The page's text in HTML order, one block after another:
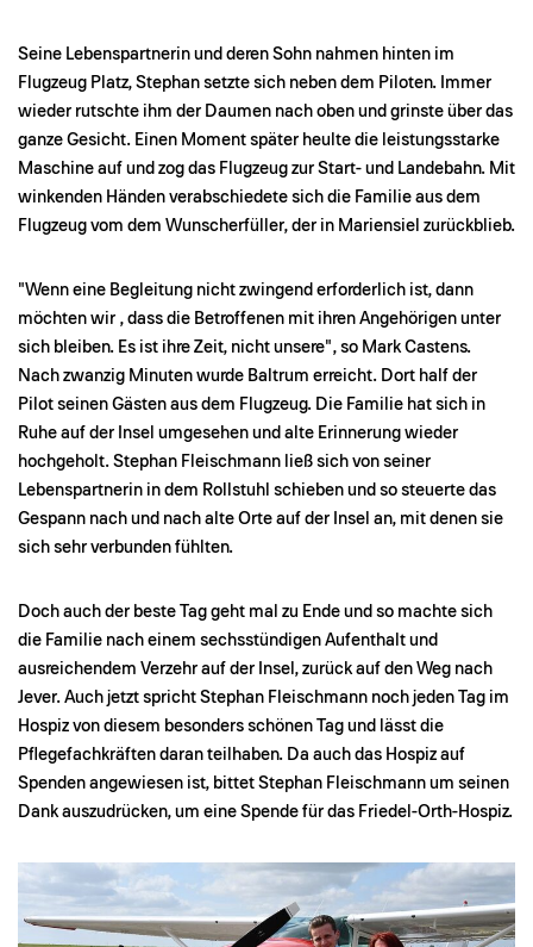
Seine Lebenspartnerin und deren Sohn nahmen hinten im
Flugzeug Platz, Stephan setzte sich neben dem Piloten. Immer
wieder rutschte ihm der Daumen nach oben und grinste über das
ganze Gesicht. Einen Moment später heulte die leistungsstarke
Maschine auf und zog das Flugzeug zur Start- und Landebahn. Mit
winkenden Händen verabschiedete sich die Familie aus dem
Flugzeug vom dem Wunscherfüller, der in Mariensiel zurückblieb.
"Wenn eine Begleitung nicht zwingend erforderlich ist, dann
möchten wir , dass die Betroffenen mit ihren Angehörigen unter
sich bleiben. Es ist ihre Zeit, nicht unsere", so Mark Castens.
Nach zwanzig Minuten wurde Baltrum erreicht. Dort half der
Pilot seinen Gästen aus dem Flugzeug. Die Familie hat sich in
Ruhe auf der Insel umgesehen und alte Erinnerung wieder
hochgeholt. Stephan Fleischmann ließ sich von seiner
Lebenspartnerin in dem Rollstuhl schieben und so steuerte das
Gespann nach und nach alte Orte auf der Insel an, mit denen sie
sich sehr verbunden fühlten.
Doch auch der beste Tag geht mal zu Ende und so machte sich
die Familie nach einem sechsstündigen Aufenthalt und
ausreichendem Verzehr auf der Insel, zurück auf den Weg nach
Jever. Auch jetzt spricht Stephan Fleischmann noch jeden Tag im
Hospiz von diesem besonders schönen Tag und lässt die
Pflegefachkräften daran teilhaben. Da auch das Hospiz auf
Spenden angewiesen ist, bittet Stephan Fleischmann um seinen
Dank auszudrücken, um eine Spende für das Friedel-Orth-Hospiz.